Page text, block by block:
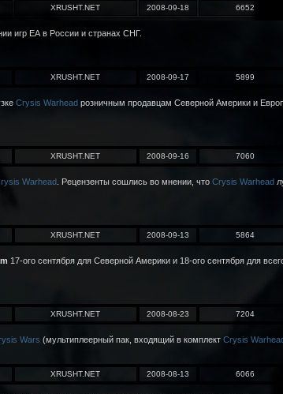
XRUSHT.NET 2008-09-18 6652
игр ЕА в России и странах СНГ.
XRUSHT.NET 2008-09-17 5899
Crysis Warheadрозничным продавцам Северной Америки и
XRUSHT.NET 2008-09-16 7060
Warhead. Рецензенты сошлись во мнении, что Crysis Warhead
XRUSHT.NET 2008-09-13 5864
17-ого сентября для Северной Америки и 18-ого сентября для
XRUSHT.NET 2008-08-23 7204
Wars (мультиплеерный пак, входящий в комплект Crysis
XRUSHT.NET 2008-08-13 6066